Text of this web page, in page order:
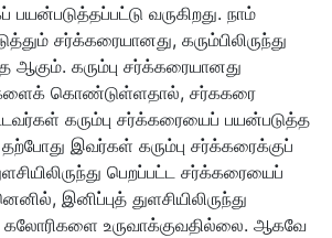
பயன்படுத்தப்பட்டு வருகிறது. நாம்
சர்க்கரையானது, கரும்பிலிருந்து
ஆகும். கரும்பு சர்க்கரையானது
கொண்டுள்ளதால், சர்ககரை
கரும்பு சர்க்கரையைப் பயன்படுத்த
இவர்கள் கரும்பு சர்க்கரைக்குப்
பெறப்பட்ட சர்க்கரையைப்
இனிப்புத் துளசியிலிருந்து
கலோரிகளை உருவாக்குவதில்லை. ஆகவே